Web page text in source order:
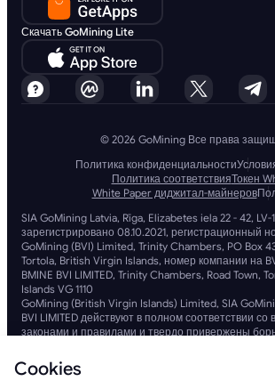
Скачать GoMining Lite
© 2026 GoMining Все права
Политика конфиденциальности
Политика соответствияТокен
White Paper диджитал-майнеров
SIA GoMining Latvia, Rīga, Elizabetes iela 22 - 42, LV-
зарегистрировано 08.10.2021, регистрационный
GoMining (BVI) Limited, Trinity Chambers, PO Box
Tortola, British Virgin Islands, номер компании на
BMINE BVI LIMITED, Trinity Chambers, Road Town,
Islands VG 1110
GoMining (British Virgin Islands) Limited, SIA
BVI LIMITED действуют в полном соответствии
законами и правилами и твердо привержены
распространения оружия массового
придерживаемся самых высоких стандартов,
Cookies